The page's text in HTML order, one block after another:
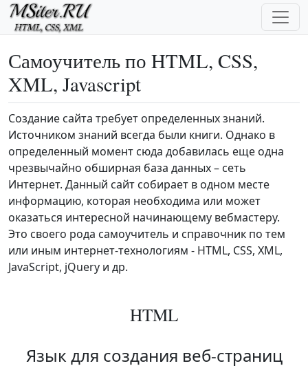
Перейти к основному содержанию
Самоучитель по HTML, CSS,
XML, Javascript
Создание сайта требует определенных знаний.
Источником знаний всегда были книги. Однако в
определенный момент сюда добавилась еще одна
чрезвычайно обширная база данных – сеть
Интернет. Данный сайт собирает в одном месте
информацию, которая необходима или может
оказаться интересной начинающему вебмастеру.
Это своего рода самоучитель и справочник по тем
или иным интернет-технологиям - HTML, CSS, XML,
JavaScript, jQuery и др.
HTML
Язык для создания веб-страниц